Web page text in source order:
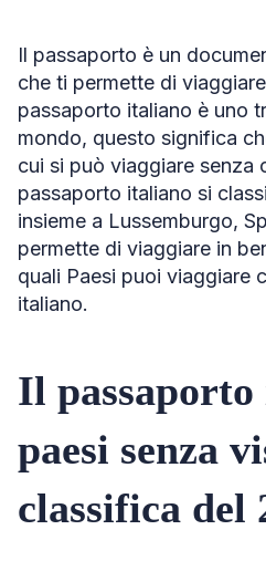
Come richiedere il visto?
Fonti
Il passaporto è un
che ti permette di viaggiare
passaporto italiano è uno
mondo, questo significa
cui si può viaggiare senza
passaporto italiano si
insieme a Lussemburgo,
permette di viaggiare in
quali Paesi puoi viaggiare
italiano.
Il
paesi senza
classifica del